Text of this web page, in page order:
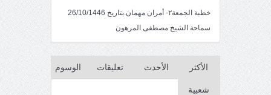
خطبة الجمعة٢- أمران مهمان.بتاريخ 26/10/1446
سماحة الشيخ مصطفى المرهون
الأكثر
شعبية
الأحدث تعليقات الوسوم